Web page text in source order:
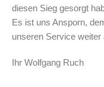
diesen Sieg gesorgt
Es ist uns Ansporn,
unseren Service weiter
Ihr Wolfgang Ruch